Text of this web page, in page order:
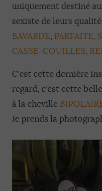
uniquement destiné
sexiste de leurs
BAVARDE, PARFAITE,
CASSE-COUILLES,
C’est cette dernière
regard, c’est cette
à la cheville
Je prends la